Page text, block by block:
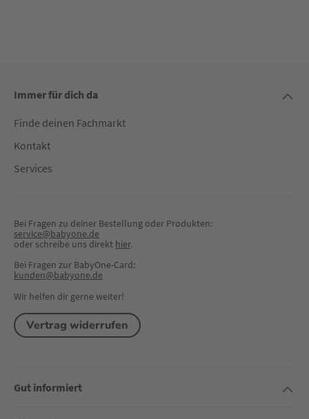
Immer für dich da
Finde deinen Fachmarkt
Kontakt
Services
Bei Fragen zu deiner Bestellung oder Produkten:
service@babyone.de
oder schreibe uns direkt hier.
Bei Fragen zur BabyOne-Card:
kunden@babyone.de
Wir helfen dir gerne weiter!
Vertrag widerrufen
Gut informiert